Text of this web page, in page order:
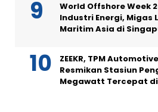
World Offshore Week
Industri Energi, Migas
Maritim Asia di
ZEEKR, TPM
Resmikan Stasiun
Megawatt Tercepat